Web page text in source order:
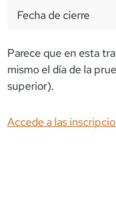
Fecha de cierre
Parece que en esta
mismo el día de la
superior).
Accede a las